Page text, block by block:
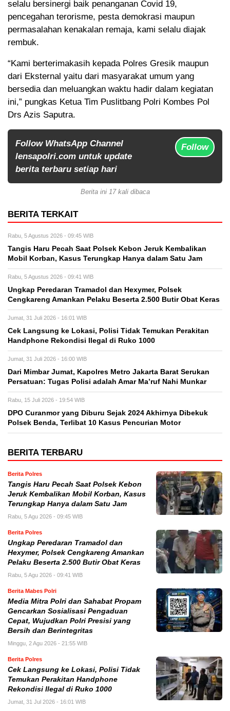
selalu bersinergi baik penanganan Covid 19,
pencegahan terorisme, pesta demokrasi maupun
permasalahan kenakalan remaja, kami selalu diajak
rembuk.
“Kami berterimakasih kepada Polres Gresik maupun
dari Eksternal yaitu dari masyarakat umum yang
bersedia dan meluangkan waktu hadir dalam kegiatan
ini,” pungkas Ketua Tim Puslitbang Polri Kombes Pol
Drs Azis Saputra.
Follow WhatsApp Channel
lensapolri.com untuk update
berita terbaru setiap hari
Follow
Berita ini 17 kali dibaca
BERITA TERKAIT
Rabu, 5 Agustus 2026 - 09:45 WIB
Tangis Haru Pecah Saat Polsek Kebon Jeruk Kembalikan
Mobil Korban, Kasus Terungkap Hanya dalam Satu Jam
Rabu, 5 Agustus 2026 - 09:41 WIB
Ungkap Peredaran Tramadol dan Hexymer, Polsek
Cengkareng Amankan Pelaku Beserta 2.500 Butir Obat Keras
Jumat, 31 Juli 2026 - 16:01 WIB
Cek Langsung ke Lokasi, Polisi Tidak Temukan Perakitan
Handphone Rekondisi Ilegal di Ruko 1000
Jumat, 31 Juli 2026 - 16:00 WIB
Dari Mimbar Jumat, Kapolres Metro Jakarta Barat Serukan
Persatuan: Tugas Polisi adalah Amar Ma’ruf Nahi Munkar
Rabu, 15 Juli 2026 - 19:54 WIB
DPO Curanmor yang Diburu Sejak 2024 Akhirnya Dibekuk
Polsek Benda, Terlibat 10 Kasus Pencurian Motor
BERITA TERBARU
Berita Polres
Tangis Haru Pecah Saat Polsek Kebon
Jeruk Kembalikan Mobil Korban, Kasus
Terungkap Hanya dalam Satu Jam
Rabu, 5 Agu 2026 - 09:45 WIB
Berita Polres
Ungkap Peredaran Tramadol dan
Hexymer, Polsek Cengkareng Amankan
Pelaku Beserta 2.500 Butir Obat Keras
Rabu, 5 Agu 2026 - 09:41 WIB
Berita Mabes Polri
Media Mitra Polri dan Sahabat Propam
Gencarkan Sosialisasi Pengaduan
Cepat, Wujudkan Polri Presisi yang
Bersih dan Berintegritas
Minggu, 2 Agu 2026 - 21:55 WIB
Berita Polres
Cek Langsung ke Lokasi, Polisi Tidak
Temukan Perakitan Handphone
Rekondisi Ilegal di Ruko 1000
Jumat, 31 Jul 2026 - 16:01 WIB